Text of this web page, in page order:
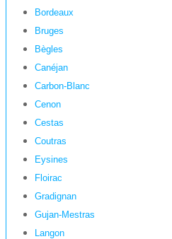
Bordeaux
Bruges
Bègles
Canéjan
Carbon-Blanc
Cenon
Cestas
Coutras
Eysines
Floirac
Gradignan
Gujan-Mestras
Langon